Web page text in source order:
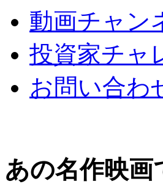
動画チャン
投資家チャ
お問い合わ
あの名作映画